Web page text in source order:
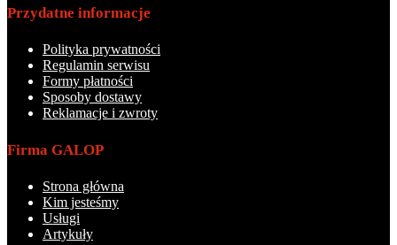
Przydatne informacje
Polityka prywatności
Regulamin serwisu
Formy płatności
Sposoby dostawy
Reklamacje i zwroty
Firma GALOP
Strona główna
Kim jesteśmy
Usługi
Artykuły